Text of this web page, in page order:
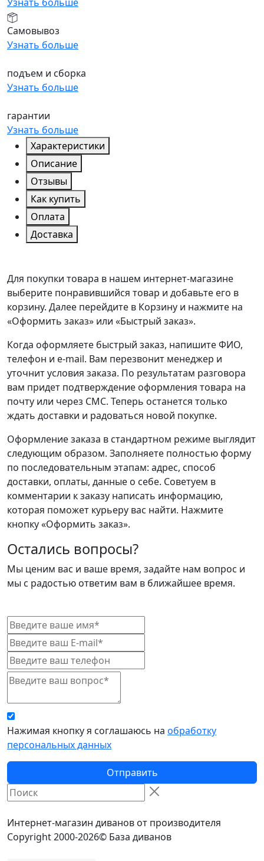
Самовывоз
Узнать больше
подъем и сборка
Узнать больше
гарантии
Узнать больше
Характеристики
Описание
Отзывы
Как купить
Оплата
Доставка
Для покупки товара в нашем интернет-магазине
выберите понравившийся товар и добавьте его в
корзину. Далее перейдите в Корзину и нажмите на
«Оформить заказ» или «Быстрый заказ».
Когда оформляете быстрый заказ, напишите ФИО,
телефон и e-mail. Вам перезвонит менеджер и
уточнит условия заказа. По результатам разговора
вам придет подтверждение оформления товара на
почту или через СМС. Теперь останется только
ждать доставки и радоваться новой покупке.
Оформление заказа в стандартном режиме выглядит
следующим образом. Заполняете полностью форму
по последовательным этапам: адрес, способ
доставки, оплаты, данные о себе. Советуем в
комментарии к заказу написать информацию,
которая поможет курьеру вас найти. Нажмите
кнопку «Оформить заказ».
Остались вопросы?
Мы ценим вас и ваше время, задайте нам вопрос и
мы с радостью ответим вам в ближайшее время.
Нажимая кнопку я соглашаюсь на обработку
персональных данных
Отправить
Интернет-магазин диванов от производителя
Copyright 2000-2026© База диванов